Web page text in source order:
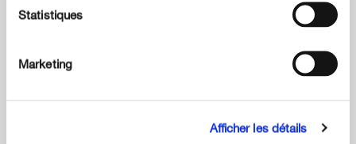
Statistiques
Marketing
Afficher les détails